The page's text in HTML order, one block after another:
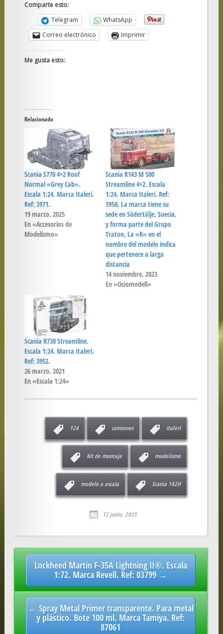
Comparte esto:
Telegram
WhatsApp
Correo electrónico
Imprimir
Me gusta esto:
Relacionado
Scania S770 4×2 Roof
Normal «Grey Cab».
Escala 1:24. Marca Italeri.
Ref: 3971.
19 marzo, 2025
En «Accesorios de
Modelismo»
Scania R143 M 500
Streamline 4×2. Escala
1:24. Marca Italeri. Ref:
3950, La marca tiene su
sede en Södertälje, Suecia,
y forma parte del Grupo
Traton, La «R» en el
nombre del modelo indica
que pertenece a larga
distancia
14 noviembre, 2023
En «Ociomodell»
Scania R730 Streamline.
Escala 1:24. Marca Italeri.
Ref: 3952.
26 marzo, 2021
En «Escala 1:24»
124 camiones italeri
Kit de montaje modelismo
modelo a escala Scania 142H
12 junio, 2025
Post
navigation
Lockheed Martin F-35A Lightning II®. Escala
1:72. Marca Revell. Ref: 03799 →
← Spray Metal Primer transparente. Para metal
y plástico. Bote 100 ml. Marca Tamiya. Ref:
87061